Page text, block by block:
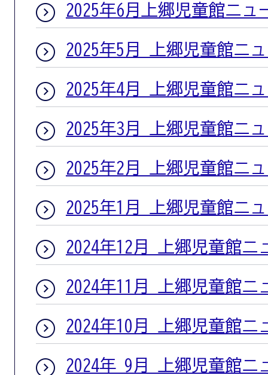
2025年6月上郷児童館ニュ
2025年5月 上郷児童館ニ
2025年4月 上郷児童館ニ
2025年3月 上郷児童館ニ
2025年2月 上郷児童館ニ
2025年1月 上郷児童館ニ
2024年12月 上郷児童館ニ
2024年11月 上郷児童館ニ
2024年10月 上郷児童館ニ
2024年 9月 上郷児童館ニ